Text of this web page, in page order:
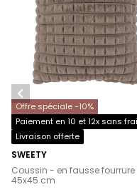
Offre spéciale -10%
Paiement en 10 et 12x sans
Livraison offerte
SWEETY
-
Coussin - en fausse
45x45 cm
